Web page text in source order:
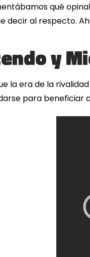
qué
decir al respecto.
y
la era de la
para beneficiar